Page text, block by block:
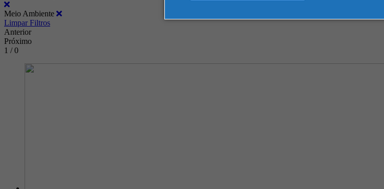
Meio Ambiente
Limpar Filtros
Anterior
Próximo
1 / 0